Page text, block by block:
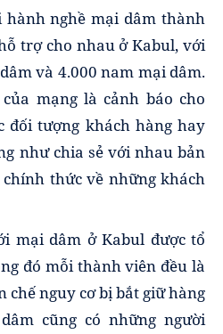
hành nghề mại dâm thành
trợ cho nhau ở Kabul, với
và 4.000 nam mại dâm.
mạng là cảnh báo cho
đối tượng khách hàng hay
như chia sẻ với nhau bản
thức về những khách
mại dâm ở Kabul được tổ
đó mỗi thành viên đều là
chế nguy cơ bị bắt giữ hàng
cũng có những người